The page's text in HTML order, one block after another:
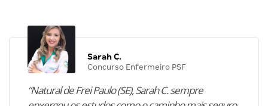
Sarah C.
Concurso Enfermeiro PSF
“Natural de Frei Paulo (SE), Sarah C. sempre